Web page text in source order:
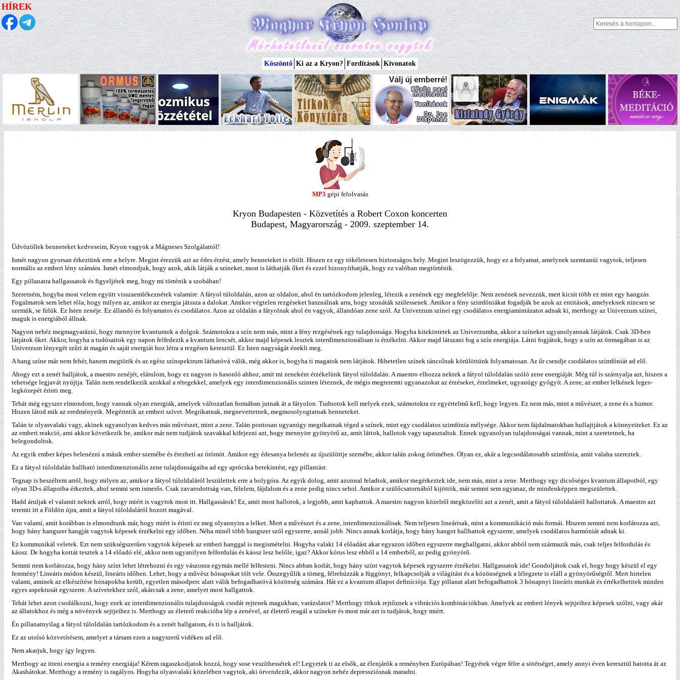
HÍREK
Köszöntő Ki az a Kryon? Fordítások Kivonatok
MP3 gépi felolvasás
Kryon Budapesten - Közvetítés a Robert Coxon koncerten
Budapest, Magyarország - 2009. szeptember 14.
Üdvözöllek benneteket kedveseim, Kryon vagyok a Mágneses Szolgálattól!
Ismét nagyon gyorsan érkeztünk erre a helyre. Megint érezzük azt az édes érzést, amely benneteket is eltölt. Hiszen ez egy tökéletesen biztonságos hely. Megint leszögezzük, hogy ez a folyamat, amelynek szemtanúi vagytok, teljesen
normális az emberi lény számára. Ismét elmondjuk, hogy azok, akik látják a színeket, most is láthatják őket és ezzel bizonyíthatják, hogy ez valóban megtörténik.
Egy pillanatra hallgassatok és figyeljétek meg, hogy mi történik a szobában!
Szeretném, hogyha most velem együtt visszaemlékeznétek valamire. A fátyol túloldalán, azon az oldalon, ahol én tartózkodom jelenleg, létezik a zenének egy megfelelője. Nem zenének nevezzük, mert kicsit több ez mint egy hangzás.
Fogalmatok sem lehet róla, hogy milyen az, amikor az energia játssza a dalokat. Amikor végtelen rezgéseket használnak arra, hogy szonáták szülessenek. Amikor a fény szimfóniákat fogadják be azok az entitások, amelyeknek nincsen se
szemük, se fülük. Ez Isten zenéje. Ez állandó és folyamatos és csodálatos. Azon az oldalán a fátyolnak ahol én vagyok, állandóan zene szól. Az Univerzum színei egy csodálatos energiamintázatot adnak ki, merthogy az Univerzum színei,
maguk is energiából állnak.
Nagyon nehéz megmagyarázni, hogy mennyire kvantumok a dolgok. Számotokra a szín nem más, mint a fény rezgésének egy tulajdonsága. Hogyha kitekintetek az Univerzumba, akkor a színeket ugyanolyannak látjátok. Csak 3D-ben
látjátok őket. Akkor, hogyha a tudósaitok egy napon felfedezik a kvantum lencsét, akkor majd képesek lesztek interdimenzionálisan is érzékelni. Akkor majd látszani fog a szín energiája. Látni fogjátok, hogy a szín az önmagában is az
Univerzum lényegét szűri át magán és saját energiát hoz létra a rezgésen keresztül. Ez Isten nagyságát énekli meg.
A hang színe már nem fehér, hanem megtörik és az egész színspektrum láthatóvá válik, még akkor is, hogyha ti magatok nem látjátok. Hihetetlen színek táncolnak körülöttünk folyamatosan. Az űr csendje csodálatos szimfóniát ad elő.
Ahogy ezt a zenét halljátok, a maestro zenéjét, elárulom, hogy ez nagyon is hasonló ahhoz, amit mi zeneként érzékelünk fátyol túloldalán. A maestro elhozza nektek a fátyol túloldalán szóló zene energiáját. Még túl is szárnyalja azt, hiszen a
tehetsége legjavát nyújtja. Talán nem rendelkezik azokkal a rétegekkel, amelyek egy interdimenzionális szinten léteznek, de mégis megteremti ugyanazokat az érzéseket, érzelmeket, ugyanúgy gyógyít. A zene, az ember lelkének leges-
legközepét érinti meg.
Tehát még egyszer elmondom, hogy vannak olyan energiák, amelyek változatlan formában jutnak át a fátyolon. Tudnotok kell melyek ezek, számotokra ez egyértelmű kell, hogy legyen. Ez nem más, mint a művészet, a zene és a humor.
Hiszen látod mik az eredményeik. Megérintik az emberi szívet. Megríkatnak, megnevettetnek, megmosolyogtatnak benneteket.
Talán te olyasvalaki vagy, akinek ugyanolyan kedves más művészet, mint a zene. Talán pontosan ugyanúgy megríkatnak téged a színek, mint egy csodálatos szimfónia mélysége. Akkor nem fájdalmatokban hullajtjátok a könnyeiteket. Ez az
az emberi reakció, ami akkor következik be, amikor már nem tudjátok szavakkal kifejezni azt, hogy mennyire gyönyörű az, amit láttok, hallotok vagy tapasztaltok. Ennek ugyanolyan tulajdonságai vannak, mint a szeretetnek, ha
belegondoltok.
Az egyik ember képes belenézni a másik ember szemébe és érezheti az örömöt. Amikor egy édesanya belenéz az újszülöttje szemébe, akkor talán zokog örömében. Olyan ez, akár a legcsodálatosabb szimfónia, amit valaha szereztek.
Ez a fátyol túloldalán hallható interdimenzionális zene tulajdonságaiba ad egy aprócska betekintést, egy pillantást.
Tegnap is beszéltem arról, hogy milyen az, amikor a fátyol túloldaláról leszülettek erre a bolygóra. Az egyik dolog, amit azonnal feladtok, amikor megérkeztek ide, nem más, mint a zene. Merthogy egy dicsőséges kvantum állapotból, egy
olyan 3D-s állapotba érkeztek, ahol semmi sem ismerős. Csak zavarodottság van, félelem, fájdalom és a zene pedig nincs sehol. Amikor a szülőcsatornából kijöttök, már semmi sem ugyanaz, de mindenképpen megszülettek.
Hadd áruljak el valamit nektek arról, hogy miért is vagytok most itt. Hallgassátok! Ez, amit most hallotok, a legjobb, amit kaphattok. A maestro nagyon közelről megközelíti azt a zenét, amit a fátyol túloldaláról hallottatok. A maestro azt
teremti itt a Földön újra, amit a fátyol túloldaláról hozott magával.
Van valami, amit korábban is elmondtunk már, hogy miért is érinti ez meg olyannyira a lelket. Mert a művészet és a zene, interdimenzionálisak. Nem teljesen lineárisak, mint a kommunikáció más formái. Hiszem semmi nem korlátozza azt,
hogy hány hangszer hangját vagytok képesek érzékelni egy időben. Néha minél több hangszer szól egyszerre, annál jobb. Nincs annak korlátja, hogy hány hangot hallhattok egyszerre, amelyek csodálatos harmóniát adnak ki.
Ez kommunikál veletek. Ezt nem szükségszerűen vagytok képesek az emberi hanggal is megismételni. Hogyha valaki 14 előadást akar egyazon időben egyszerre meghallgatni, akkor abból nem származik más, csak teljes felfordulás és
káosz. De hogyha kottát tesztek a 14 előadó elé, akkor nem ugyanilyen felfordulás és káosz lesz belőle, igaz? Akkor kórus lesz ebből a 14 emberből, az pedig gyönyörű.
Semmi nem korlátozza, hogy hány színt lehet létrehozni és egy vászonra egymás mellé felfesteni. Nincs abban korlát, hogy hány színt vagytok képesek egyszerre érzékelni. Hallgassatok ide! Gondoljátok csak el, hogy hogy készül el egy
festmény! Lineáris módon készül, lineáris időben. Lehet, hogy a művész hónapokat tölt vele. Összegyűlik a tömeg, félrehúzzák a függönyt, felkapcsolják a világítást és a közönségnek a lélegzete is eláll a gyönyörűségtől. Mert hirtelen
valami, aminek az elkészítése hónapokba került, egyetlen másodperc alatt válik befogadhatóvá közönség számára. Hát ez a kvantum állapot definíciója. Egy pillanat alatt befogadhattok 3 hónapnyi lineáris munkát és értékelhetitek minden
egyes aspektusát egyszerre. A szívetekhez szól, akárcsak a zene, amelyet most hallgattok.
Tehát lehet azon csodálkozni, hogy ezek az interdimenzionális tulajdonságok csodát rejtenek magukban, varázslatot? Merthogy titkok rejtőznek a vibrációs kombinációkban. Amelyek az emberi lények sejtjeihez képesek szólni, vagy akár
az állatokhoz és még a növények sejtjeihez is. Merthogy az életerő reakcióba lép a zenével, az életerő reagál a színekre és most már azt is tudjátok, hogy miért.
Én pillanatnyilag a fátyol túloldalán tartózkodom és a zenét hallgatom, és ti is halljátok.
Ez az utolsó közvetítésem, amelyet a társam ezen a nagyszerű vidéken ad elő.
Nem akarjuk, hogy így legyen.
Merthogy az itteni energia a remény energiája! Kérem ragaszkodjatok hozzá, hogy sose veszíthessétek el! Legyetek ti az elsők, az élenjárók a reményben Európában! Tegyétek végre félre a sötétséget, amely annyi éven keresztül hatotta át az
Akashátokat. Merthogy a remény is ragályos. Hogyha olyasvalaki közelében vagytok, aki örvendezik, akkor nagyon nehéz depressziósnak maradni.